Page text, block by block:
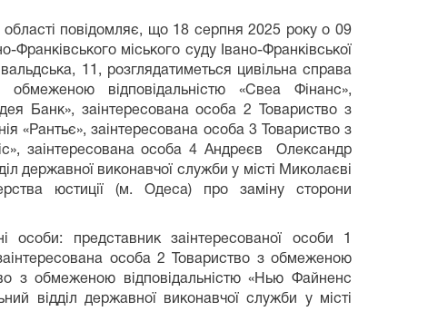
області повідомляє, що 18 серпня 2025 року о 09
міського суду Івано-Франківської
11, розглядатиметься цивільна справа
відповідальністю «Свеа Фінанс»,
Банк», заінтересована особа 2 Товариство з
«Рантьє», заінтересована особа 3 Товариство з
заінтересована особа 4 Андреєв Олександр
державної виконавчої служби у місті Миколаєві
юстиції (м. Одеса) про заміну сторони
особи: представник заінтересованої особи 1
особа 2 Товариство з обмеженою
з обмеженою відповідальністю «Нью Файненс
відділ державної виконавчої служби у місті